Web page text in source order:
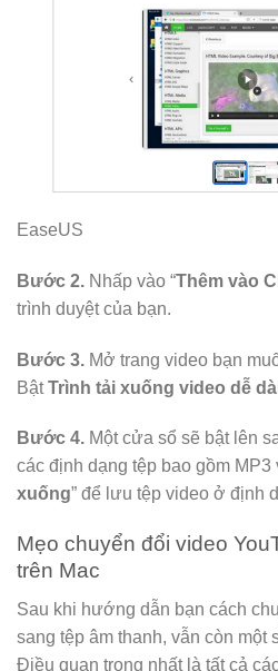
EaseUS
Bước 2. Nhấp vào “Thêm vào
trình duyệt của bạn.
Bước 3. Mở trang video bạn
BậtTrình tải xuống video dễ
Bước 4. Một cửa sổ sẽ bật lên
các định dạng tệp bao gồm MP3
xuống” để lưu tệp video ở định
Mẹo chuyển đổi video
trên Mac
Sau khi hướng dẫn bạn cách
sang tệp âm thanh, vẫn còn một
Điều quan trọng nhất là tất cả